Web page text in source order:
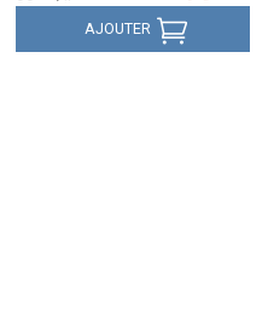
AJOUTER